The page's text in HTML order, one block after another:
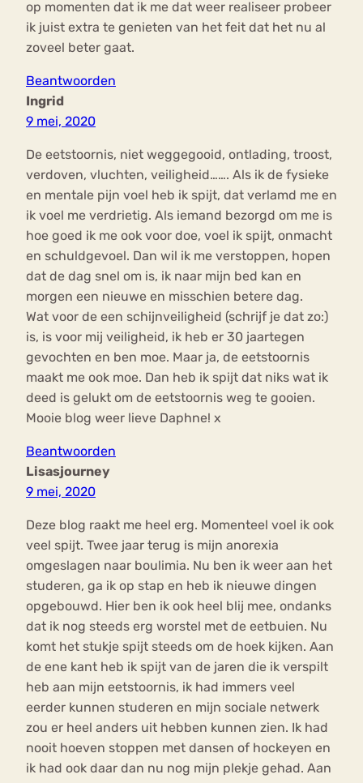
op momenten dat ik me dat weer realiseer probeer
ik juist extra te genieten van het feit dat het nu al
zoveel beter gaat.
Beantwoorden
Ingrid
9 mei, 2020
De eetstoornis, niet weggegooid, ontlading, troost,
verdoven, vluchten, veiligheid……. Als ik de fysieke
en mentale pijn voel heb ik spijt, dat verlamd me en
ik voel me verdrietig. Als iemand bezorgd om me is
hoe goed ik me ook voor doe, voel ik spijt, onmacht
en schuldgevoel. Dan wil ik me verstoppen, hopen
dat de dag snel om is, ik naar mijn bed kan en
morgen een nieuwe en misschien betere dag.
Wat voor de een schijnveiligheid (schrijf je dat zo:)
is, is voor mij veiligheid, ik heb er 30 jaartegen
gevochten en ben moe. Maar ja, de eetstoornis
maakt me ook moe. Dan heb ik spijt dat niks wat ik
deed is gelukt om de eetstoornis weg te gooien.
Mooie blog weer lieve Daphne! x
Beantwoorden
Lisasjourney
9 mei, 2020
Deze blog raakt me heel erg. Momenteel voel ik ook
veel spijt. Twee jaar terug is mijn anorexia
omgeslagen naar boulimia. Nu ben ik weer aan het
studeren, ga ik op stap en heb ik nieuwe dingen
opgebouwd. Hier ben ik ook heel blij mee, ondanks
dat ik nog steeds erg worstel met de eetbuien. Nu
komt het stukje spijt steeds om de hoek kijken. Aan
de ene kant heb ik spijt van de jaren die ik verspilt
heb aan mijn eetstoornis, ik had immers veel
eerder kunnen studeren en mijn sociale netwerk
zou er heel anders uit hebben kunnen zien. Ik had
nooit hoeven stoppen met dansen of hockeyen en
ik had ook daar dan nu nog mijn plekje gehad. Aan